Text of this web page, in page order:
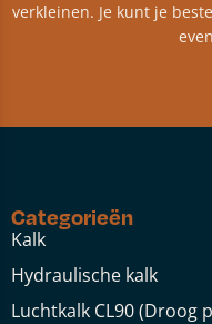
verkleinen. Je kunt je
Categorieën
Kalk
Hydraulische kalk
Luchtkalk CL90 (Droog